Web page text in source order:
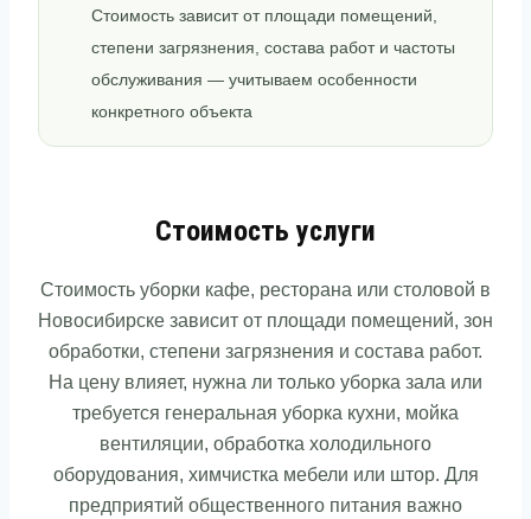
Стоимость зависит от площади помещений,
степени загрязнения, состава работ и частоты
обслуживания — учитываем особенности
конкретного объекта
Стоимость услуги
Стоимость уборки кафе, ресторана или столовой в
Новосибирске зависит от площади помещений, зон
обработки, степени загрязнения и состава работ.
На цену влияет, нужна ли только уборка зала или
требуется генеральная уборка кухни, мойка
вентиляции, обработка холодильного
оборудования, химчистка мебели или штор. Для
предприятий общественного питания важно